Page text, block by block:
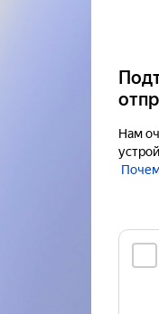
Нам